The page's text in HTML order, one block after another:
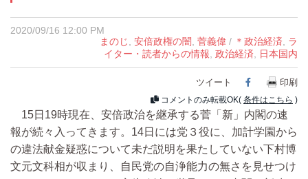
2020/09/16 12:00 PM
まのじ
安倍政権の闇 菅義偉 / ＊政治経済
ラ
イター・読者からの情報 政治経済 日本国内
ツイート Facebook
印刷
コメントのみ転載OK( 条件はこちら )
15日19時現在、安倍政治を継承する菅「新」内閣の速
報が続々入ってきます。14日には党３役に、加計学園から
の違法献金疑惑について未だ説明を果たしていない下村博
文元文科相が収まり、自民党の自浄能力の無さを見せつけ